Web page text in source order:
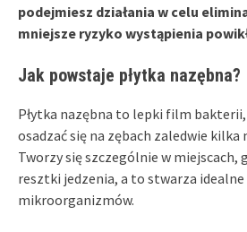
podejmiesz działania w celu
mniejsze ryzyko wystąpienia
Jak powstaje płytka nazębna?
Płytka nazębna to lepki film
osadzać się na zębach zaledwie kilka
Tworzy się szczególnie w miejscach,
resztki jedzenia, a to stwarza
mikroorganizmów.